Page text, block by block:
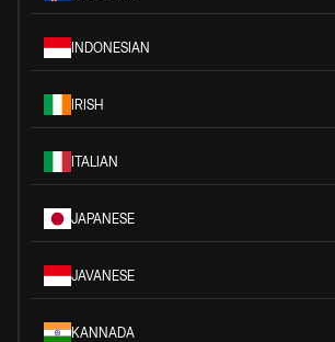
INDONESIAN
IRISH
ITALIAN
JAPANESE
JAVANESE
KANNADA